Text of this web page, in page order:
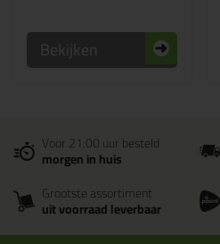
Bekijken
Voor 21:00 uur besteld
morgen in huis
Grootste assortiment
uit voorraad leverbaar